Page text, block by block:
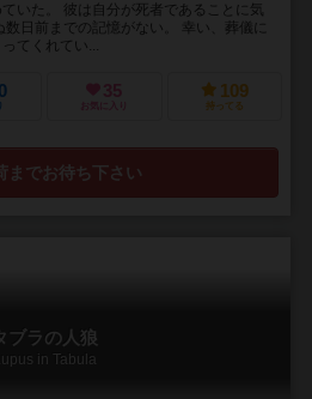
いた。 彼は自分が死者であることに気
日前までの記憶がない。 幸い、葬儀に
てくれてい...
35
お気に入り
109
持ってる
までお待ち下さい
ブラの人狼
in Tabula